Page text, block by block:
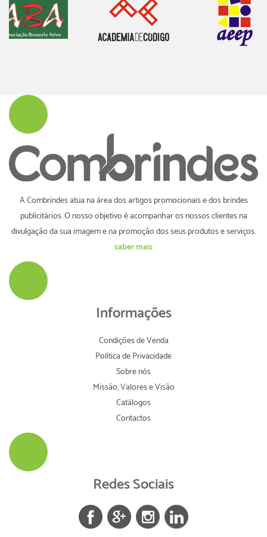
A Combrindes atua na área dos artigos promocionais e dos brindes
publicitários. O nosso objetivo é acompanhar os nossos clientes na
divulgação da sua imagem e na promoção dos seus produtos e serviços.
saber mais
Informações
Condições de Venda
Política de Privacidade
Sobre nós
Missão, Valores e Visão
Catálogos
Contactos
Redes Sociais